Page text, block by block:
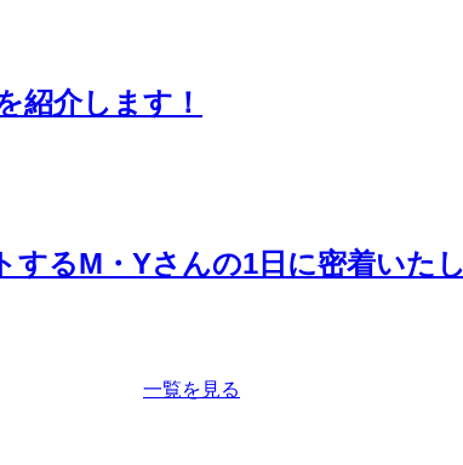
紹介します！
するM・Yさんの1日に密着いた
一覧を見る